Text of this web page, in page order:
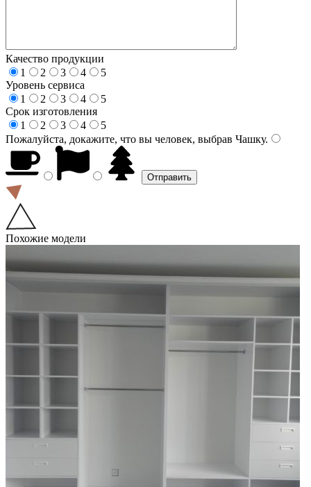
Качество продукции
1
2 3 4
5
Уровень сервиса
1
2 3 4
5
Срок изготовления
1
2 3 4
5
Пожалуйста, докажите, что вы человек, выбрав Чашку.
Похожие модели